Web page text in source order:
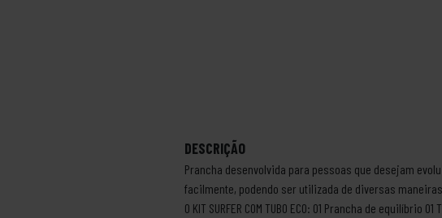
DESCRIÇÃO
Prancha desenvolvida para pessoas que desejam
facilmente, podendo ser utilizada de diversas
O KIT SURFER COM TUBO ECO: 01 Prancha de